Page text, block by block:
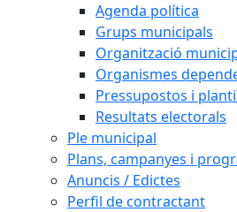
Agenda política
Grups municipals
Organització
Organismes
Pressupostos i
Resultats electorals
Ple municipal
Plans, campanyes i
Anuncis / Edictes
Perfil de contractant